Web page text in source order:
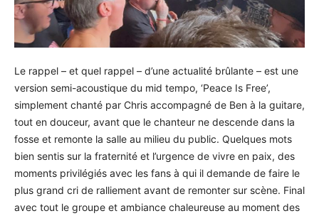
Le rappel – et quel rappel – d’une actualité brûlante – est une
version semi-acoustique du mid tempo, ‘Peace Is Free’,
simplement chanté par Chris accompagné de Ben à la guitare,
tout en douceur, avant que le chanteur ne descende dans la
fosse et remonte la salle au milieu du public. Quelques mots
bien sentis sur la fraternité et l’urgence de vivre en paix, des
moments privilégiés avec les fans à qui il demande de faire le
plus grand cri de ralliement avant de remonter sur scène. Final
avec tout le groupe et ambiance chaleureuse au moment des